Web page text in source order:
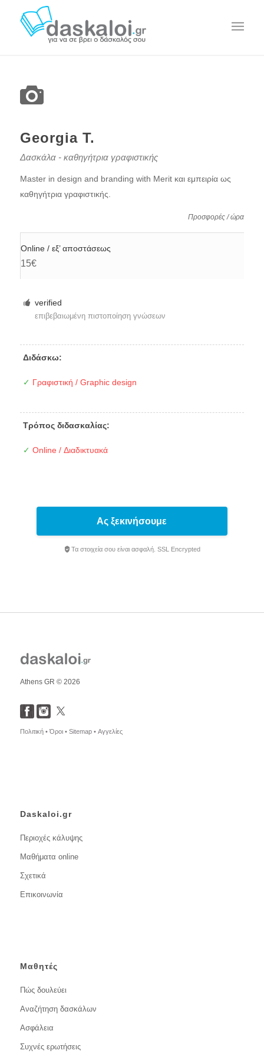
Georgia T.
Δασκάλα - καθηγήτρια γραφιστικής
Master in design and branding with Merit και εμπειρία ως
καθηγήτρια γραφιστικής.
Προσφορές / ώρα
Online / εξ’ αποστάσεως
15€
verified
επιβεβαιωμένη πιστοποίηση γνώσεων
Διδάσκω:
✓ Γραφιστική / Graphic design
Τρόπος διδασκαλίας:
✓ Online / Διαδικτυακά
Ας ξεκινήσουμε
Τα στοιχεία σου είναι ασφαλή. SSL Encrypted
Athens GR © 2026
Πολιτική •Όροι • Sitemap • Αγγελίες
Daskaloi.gr
Περιοχές κάλυψης
Μαθήματα online
Σχετικά
Επικοινωνία
Μαθητές
Πώς δουλεύει
Αναζήτηση δασκάλων
Ασφάλεια
Συχνές ερωτήσεις